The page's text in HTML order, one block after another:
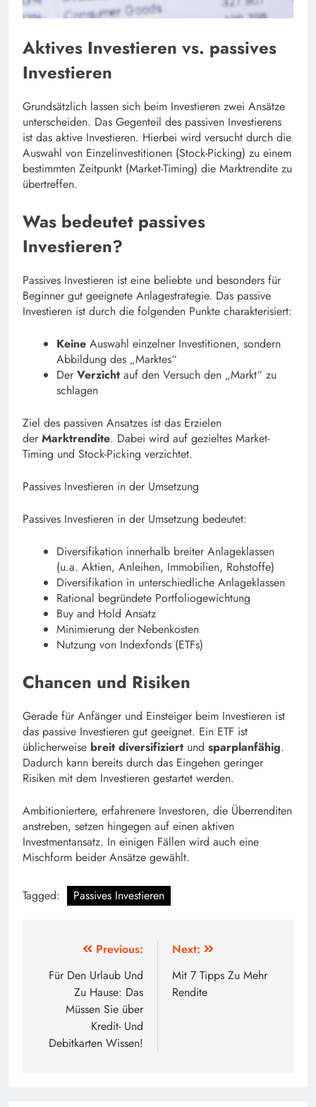
Aktives Investieren vs. passives
Investieren
Grundsätzlich lassen sich beim Investieren zwei Ansätze
unterscheiden. Das Gegenteil des passiven Investierens
ist das aktive Investieren. Hierbei wird versucht durch die
Auswahl von Einzelinvestitionen (Stock-Picking) zu einem
bestimmten Zeitpunkt (Market-Timing) die Marktrendite zu
übertreffen.
Was bedeutet passives
Investieren?
Passives Investieren ist eine beliebte und besonders für
Beginner gut geeignete Anlagestrategie. Das passive
Investieren ist durch die folgenden Punkte charakterisiert:
Keine Auswahl einzelner Investitionen, sondern
Abbildung des „Marktes“
Der Verzicht auf den Versuch den „Markt“ zu
schlagen
Ziel des passiven Ansatzes ist das Erzielen
der Marktrendite. Dabei wird auf gezieltes Market-
Timing und Stock-Picking verzichtet.
Passives Investieren in der Umsetzung
Passives Investieren in der Umsetzung bedeutet:
Diversifikation innerhalb breiter Anlageklassen
(u.a. Aktien, Anleihen, Immobilien, Rohstoffe)
Diversifikation in unterschiedliche Anlageklassen
Rational begründete Portfoliogewichtung
Buy and Hold Ansatz
Minimierung der Nebenkosten
Nutzung von Indexfonds (ETFs)
Chancen und Risiken
Gerade für Anfänger und Einsteiger beim Investieren ist
das passive Investieren gut geeignet. Ein ETF ist
üblicherweise breit diversifiziert und sparplanfähig.
Dadurch kann bereits durch das Eingehen geringer
Risiken mit dem Investieren gestartet werden.
Ambitioniertere, erfahrenere Investoren, die Überrenditen
anstreben, setzen hingegen auf einen aktiven
Investmentansatz. In einigen Fällen wird auch eine
Mischform beider Ansätze gewählt.
Tagged: Passives Investieren
Beitragsnavigation
Previous:
Für Den Urlaub Und
Zu Hause: Das
Müssen Sie über
Kredit- Und
Debitkarten Wissen!
Next:
Mit 7 Tipps Zu Mehr
Rendite